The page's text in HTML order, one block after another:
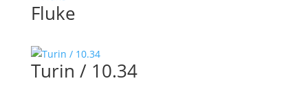
Fluke
Turin / 10.34